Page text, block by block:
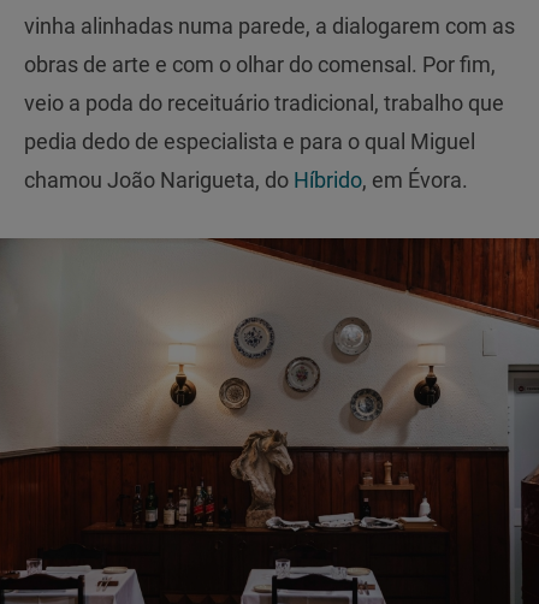
vinha alinhadas numa parede, a dialogarem com as
obras de arte e com o olhar do comensal. Por fim,
veio a poda do receituário tradicional, trabalho que
pedia dedo de especialista e para o qual Miguel
chamou João Narigueta, do Híbrido, em Évora.